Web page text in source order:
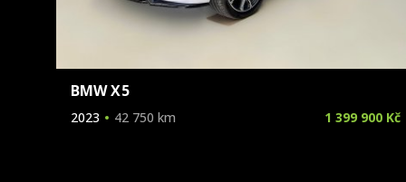
BMW X5
2023 42 750 km 1 399 900 Kč